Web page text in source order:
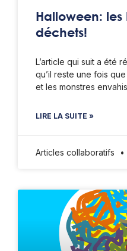
Halloween:
déchets!
L’article qui suit a été
qu’il reste une fois
et les monstres
LIRE LA SUITE »
Articles collaboratifs